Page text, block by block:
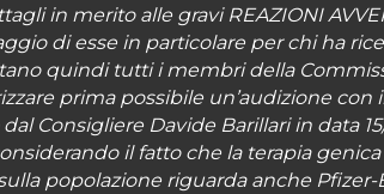
in merito alle gravi REAZIONI
di esse in particolare per chi ha
quindi tutti i membri della
prima possibile un’audizione
Consigliere Davide Barillari in data
il fatto che la terapia
popolazione riguarda anche